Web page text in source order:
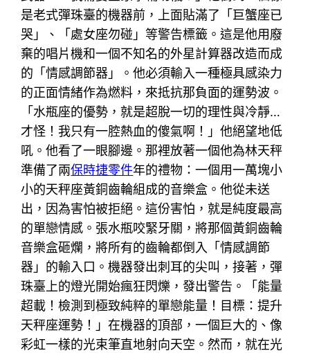
是老式彈珠臺的機器前，上面貼滿了「巨蟹座已
哭」、「處女座勿碰」等警告標籤。這是他用廢
棄的唱片機和一個不知名的外星計算器改造而成
的「情感調節器」。他必須輸入一種極具感染力
的正面情緒作為燃料，來抵抗那負面的運勢波。
「水瓶座的優勢，就是超脫一切的理性與冷靜…
才怪！我只有一腔熱血的傻氣啊！」他絕望地低
吼。他看了一眼腳邊。那裡放著一個他為林天秤
準備了兩保時捷零件年的禮物：一個用一萬塊小
小的天秤座黃銅齒輪組成的音樂盒。他從未送
出，因為害怕被拒絕。這份害怕，就是純度最高
的單戀情感。張水瓶咬緊牙關，將那個黃銅齒輪
音樂盒砸爛，將所有的齒輪都倒入「情感調節
器」的輸入口。機器發出刺耳的尖叫，接著，彈
珠臺上的燈光開始瘋狂閃爍，發出警告。「能量
超載！檢測到極致純粹的單戀能量！目標：提升
天秤座運勢！」在機器的頂部，一個巨大的、像
彩虹一樣的光束筆直地射向天空。然而，就在光